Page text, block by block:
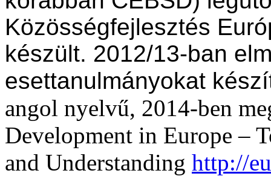
Közösségfejlesztés
készült. 2012/13-ban
esettanulmányokat
angol nyelvű, 2014-ben
Development in Europe –
and Understanding http://